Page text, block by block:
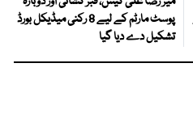
پوسٹ مارٹم کے لیے 8 رکنی میڈیکل بورڈ
تشکیل دے دیا گیا